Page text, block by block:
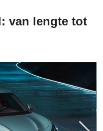
van lengte tot